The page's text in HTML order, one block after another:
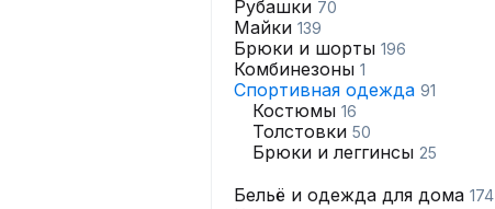
Рубашки 70
Майки 139
Брюки и шорты 196
Комбинезоны 1
Спортивная одежда 91
Костюмы 16
Толстовки 50
Брюки и леггинсы 25
Бельё и одежда для дома 174